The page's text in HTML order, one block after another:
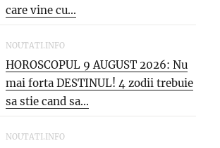
care vine cu...
NOUTATI.INFO
HOROSCOPUL 9 AUGUST 2026: Nu
mai forta DESTINUL! 4 zodii trebuie
sa stie cand sa...
NOUTATI.INFO